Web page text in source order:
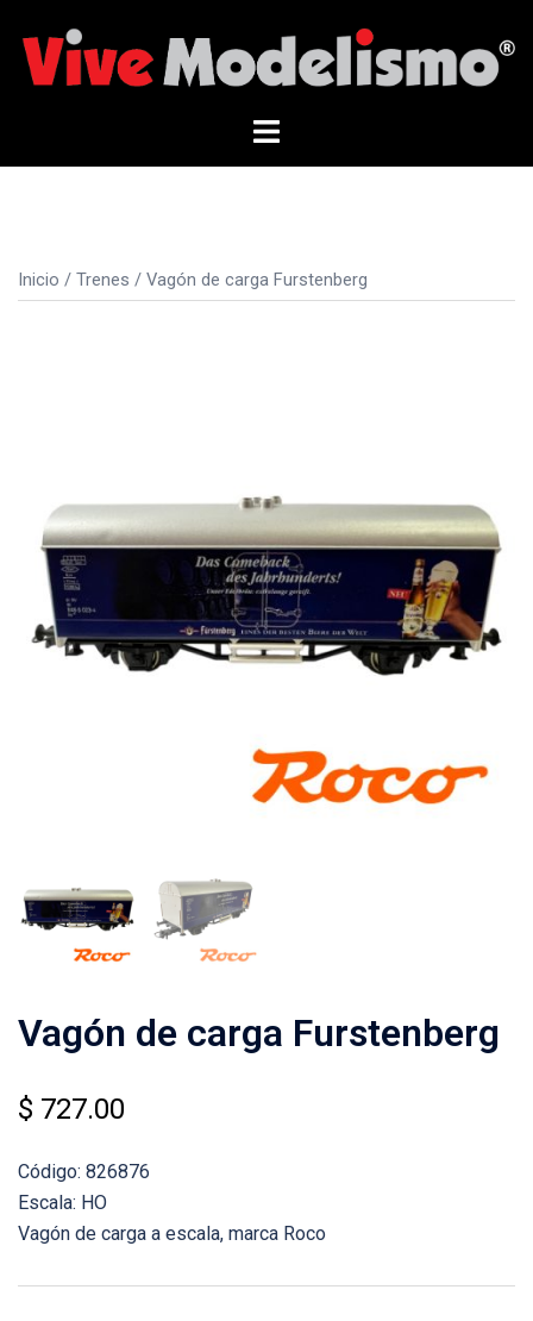
contenido
Alternar
Inicio / Trenes / Vagón de carga Furstenberg
Vagón de carga Furstenberg
$ 727.00
Código: 826876
Escala: HO
Vagón de carga a escala, marca Roco